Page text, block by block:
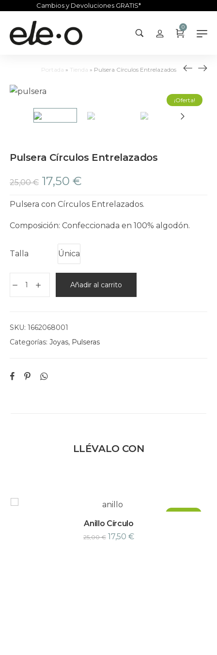
Cambios y Devoluciones GRATIS*
0
Portada » Tienda » Pulsera Círculos Entrelazados
¡Oferta!
Pulsera Círculos Entrelazados
25,00€ 17,50 €
Pulsera con Círculos Entrelazados.
Composición: Confeccionada en 100% algodón.
Talla Única
Añadir al carrito
SKU: 1662068001
Categorías: Joyas, Pulseras
LLÉVALO CON
¡Oferta!
Anillo Círculo
25,00€ 17,50 €